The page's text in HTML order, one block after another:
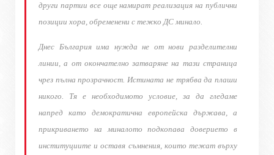
други партии все още намират реализация на публични
позиции хора, обременени с тежко ДС минало.
Днес България има нужда не от нови разделителни
линии, а от окончателно затваряне на тази страница
чрез пълна прозрачност. Истината не трябва да плаши
никого. Тя е необходимото условие, за да гледаме
напред като демократична европейска държава, а
прикриването на миналото подкопава доверието в
институциите и оставя съмнения, които тежат върху